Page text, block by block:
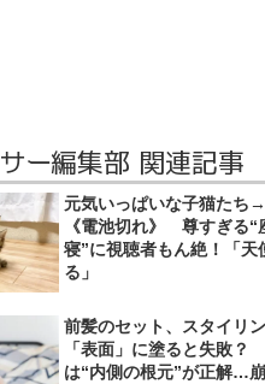
ー編集部 関連記事
元気いっぱいな子猫たち
《電池切れ》 尊すぎる“
寝”に視聴者もん絶！「天
る」
前髪のセット、スタイリ
「表面」に塗ると失敗？
は“内側の根元”が正解…